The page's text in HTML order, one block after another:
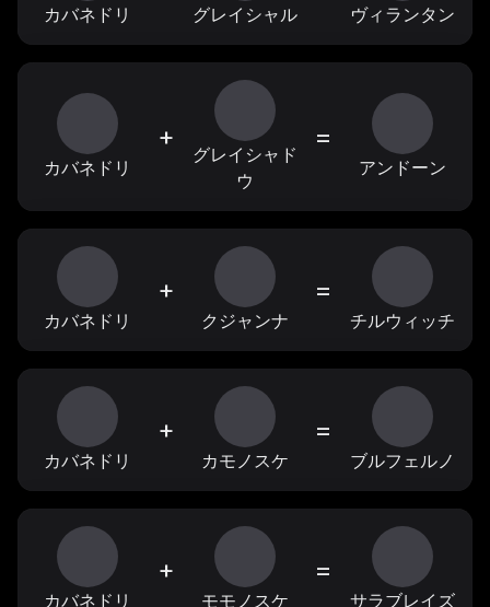
カバネドリ グレイシャル ヴィランタン
カバネドリ
+
グレイシャド
ウ
=
アンドーン
カバネドリ
+
クジャンナ
=
チルウィッチ
カバネドリ
+
カモノスケ
=
ブルフェルノ
カバネドリ
+
モモノスケ
=
サラブレイズ